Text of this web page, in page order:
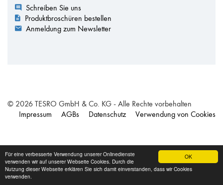
OK
Für eine verbesserte Verwendung unserer Onlinedienste
verwenden wir auf unserer Webseite Cookies. Durch die
Nutzung dieser Webseite erklären Sie sich damit einverstanden, dass wir Cookies
verwenden.
Schreiben Sie uns
Produktbroschüren bestellen
Anmeldung zum Newsletter
© 2026 TESRO GmbH & Co. KG - Alle Rechte vorbehalten
Impressum
AGBs Datenschutz Verwendung von Cookies